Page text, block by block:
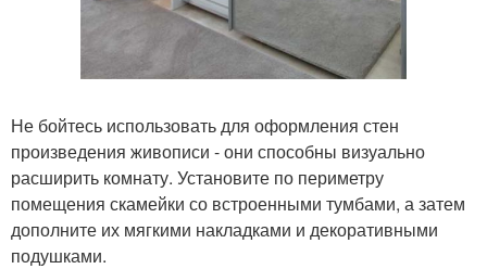
Не бойтесь использовать для оформления стен
произведения живописи - они способны визуально
расширить комнату. Установите по периметру
помещения скамейки со встроенными тумбами, а затем
дополните их мягкими накладками и декоративными
подушками.